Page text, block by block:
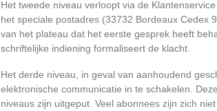
Het tweede niveau verloopt via de
het speciale postadres (33732 Bordeaux Cedex
van het plateau dat het eerste gesprek heeft
schriftelijke indiening formaliseert de klacht.
Het derde niveau, in geval van aanhoudend
elektronische communicatie in te schakelen.
niveaus zijn uitgeput. Veel abonnees zijn zich